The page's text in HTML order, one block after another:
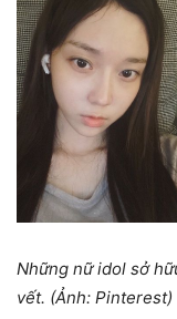
Những nữ idol sở
vết. (Ảnh: Pinterest)